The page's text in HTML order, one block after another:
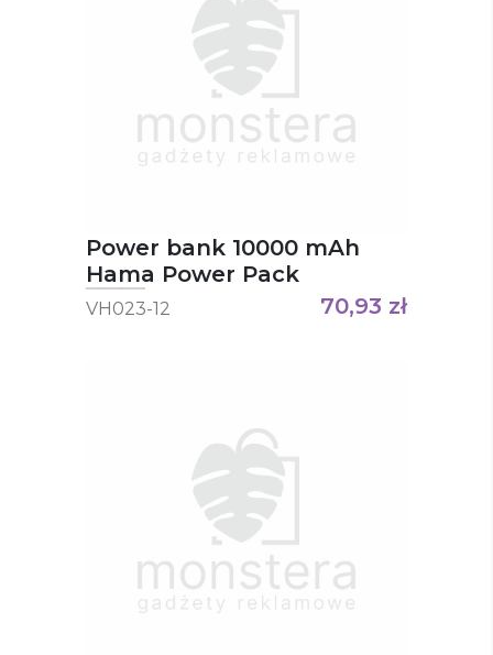
Power bank 10000 mAh
Hama Power Pack
VH023-12 70,93 zł